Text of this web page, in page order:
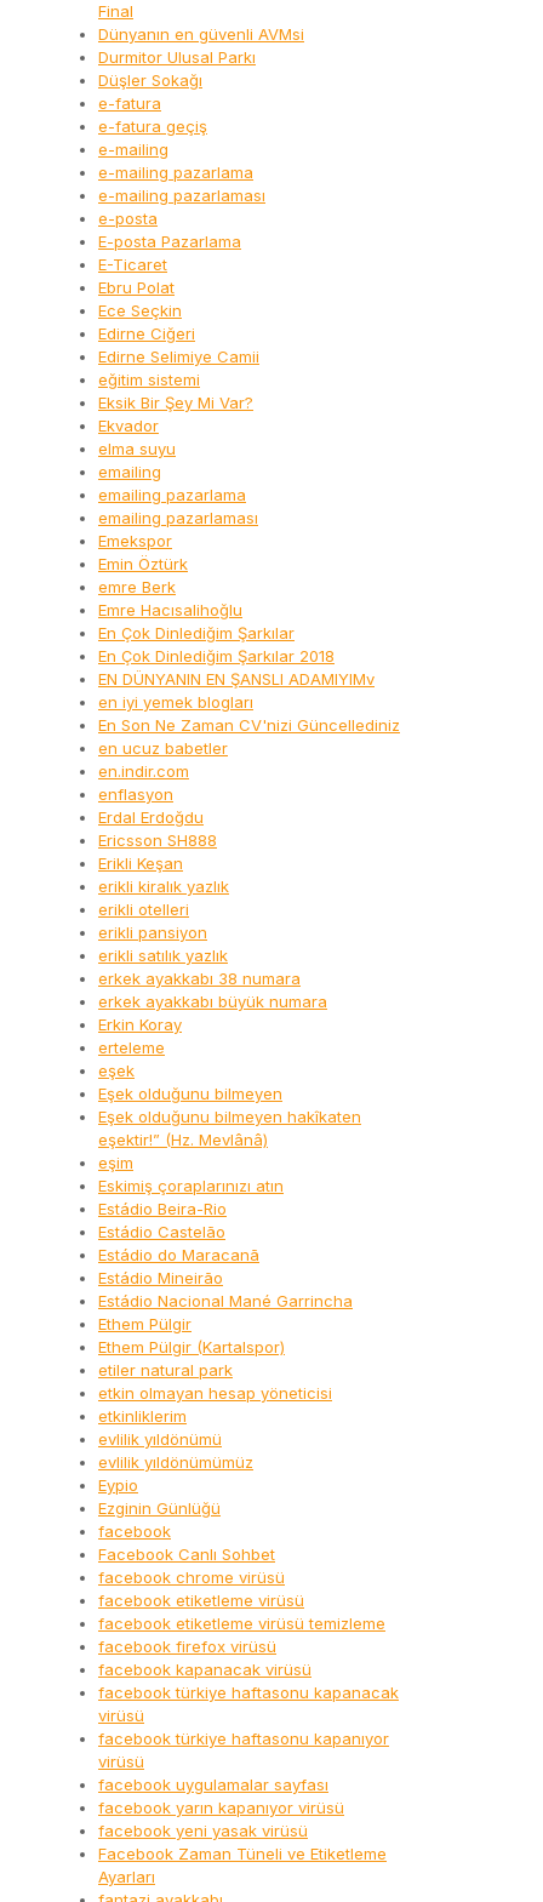
Final
Dünyanın en güvenli AVMsi
Durmitor Ulusal Parkı
Düşler Sokağı
e-fatura
e-fatura geçiş
e-mailing
e-mailing pazarlama
e-mailing pazarlaması
e-posta
E-posta Pazarlama
E-Ticaret
Ebru Polat
Ece Seçkin
Edirne Ciğeri
Edirne Selimiye Camii
eğitim sistemi
Eksik Bir Şey Mi Var?
Ekvador
elma suyu
emailing
emailing pazarlama
emailing pazarlaması
Emekspor
Emin Öztürk
emre Berk
Emre Hacısalihoğlu
En Çok Dinlediğim Şarkılar
En Çok Dinlediğim Şarkılar 2018
EN DÜNYANIN EN ŞANSLI ADAMIYIMv
en iyi yemek blogları
En Son Ne Zaman CV'nizi Güncellediniz
en ucuz babetler
en.indir.com
enflasyon
Erdal Erdoğdu
Ericsson SH888
Erikli Keşan
erikli kiralık yazlık
erikli otelleri
erikli pansiyon
erikli satılık yazlık
erkek ayakkabı 38 numara
erkek ayakkabı büyük numara
Erkin Koray
erteleme
eşek
Eşek olduğunu bilmeyen
Eşek olduğunu bilmeyen hakîkaten
eşektir!” (Hz. Mevlânâ)
eşim
Eskimiş çoraplarınızı atın
Estádio Beira-Rio
Estádio Castelão
Estádio do Maracanã
Estádio Mineirão
Estádio Nacional Mané Garrincha
Ethem Pülgir
Ethem Pülgir (Kartalspor)
etiler natural park
etkin olmayan hesap yöneticisi
etkinliklerim
evlilik yıldönümü
evlilik yıldönümümüz
Eypio
Ezginin Günlüğü
facebook
Facebook Canlı Sohbet
facebook chrome virüsü
facebook etiketleme virüsü
facebook etiketleme virüsü temizleme
facebook firefox virüsü
facebook kapanacak virüsü
facebook türkiye haftasonu kapanacak
virüsü
facebook türkiye haftasonu kapanıyor
virüsü
facebook uygulamalar sayfası
facebook yarın kapanıyor virüsü
facebook yeni yasak virüsü
Facebook Zaman Tüneli ve Etiketleme
Ayarları